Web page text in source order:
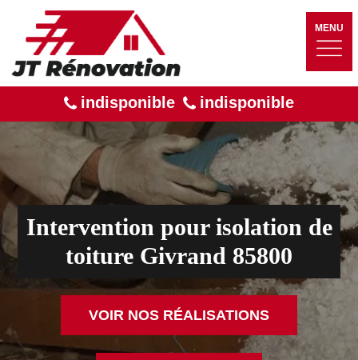
MENU
indisponible indisponible
Intervention pour isolation de
toiture Givrand 85800
VOIR NOS RÉALISATIONS